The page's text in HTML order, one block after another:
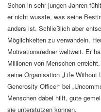
Schon in sehr jungen Jahren
er nicht wusste, was seine
anders ist. Schließlich aber
Möglichkeiten zu verwandeln.
Motivationsredner weltweit. Er
Millionen von Menschen
seine Organisation „Life Without
Generosity Officer“ bei
Menschen dabei hilft, gute
sie unterstützen können.